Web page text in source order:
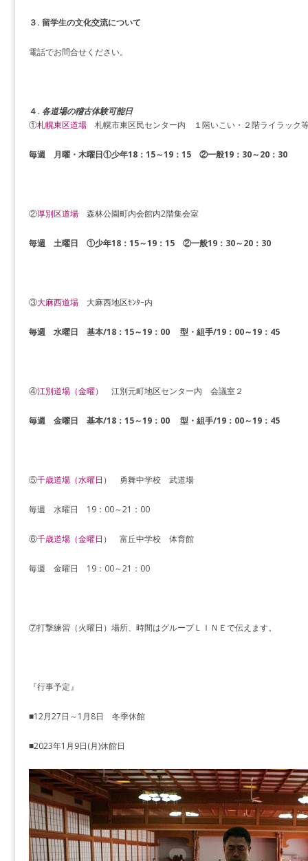
３. 留学生の文化交流について
電話でお問合せください。
４. 各道場の稽古体験可能日
①札幌東区道場札幌市東区民センター内 １階いこい・２階ライラック
毎週 月曜・木曜日①少年18：15～19：15 ②一般19：30～20：30
②厚別区道場森林公園町内会館内2階集会室
毎週 土曜日 ①少年18：15～19：15 ②一般19：30～20：30
③大麻西道場大麻西地区ｾﾝﾀｰ内
毎週 水曜日 基本/18：15～19：00 型・組手/19：00～19：45
④江別道場（金曜） 江別元町地区センター内 会議室２
毎週 金曜日 基本/18：15～19：00 型・組手/19：00～19：45
⑤千歳道場（水曜日） 勇舞中学校 武道場
毎週 水曜日 19：00～21：00
⑥千歳道場（金曜日） ​富丘中学校 体育館
毎週 金曜日 19：00～21：00
⑦打撃練習（火曜日）場所、時間はグループＬＩＮＥで伝えます。
『行事予定』
■12月27日～1月8日 冬季休館
■2023年1月9日(月)休館日